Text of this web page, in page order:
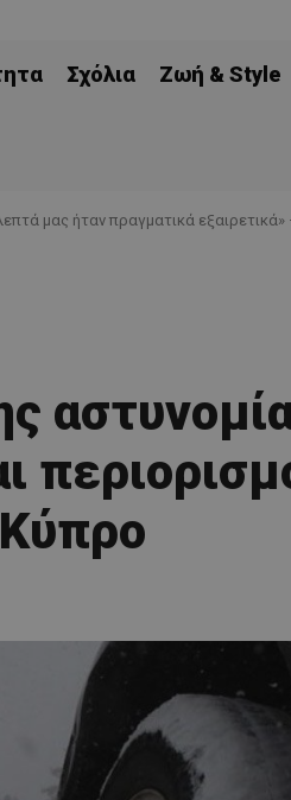
Σχόλια Ζωή & Style
μας ήταν πραγματικά εξαιρετικά»